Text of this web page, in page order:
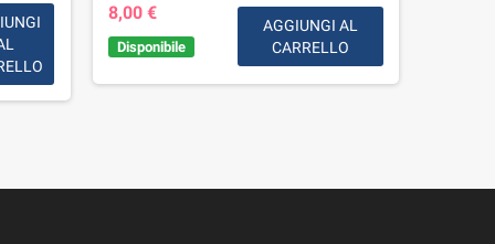
8,00 €
Disponibile
AGGIUNGI AL
CARRELLO